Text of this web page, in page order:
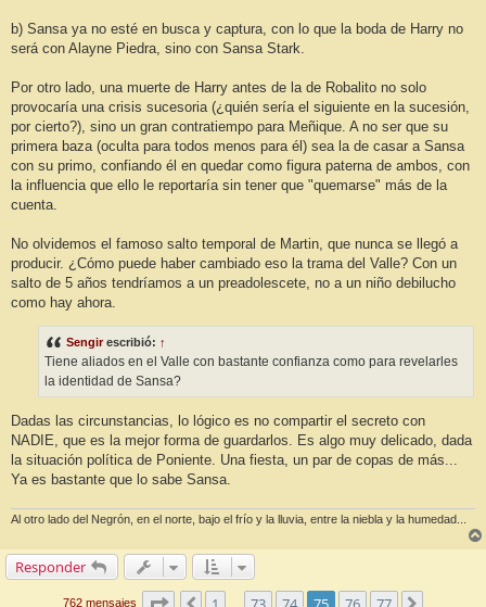
b) Sansa ya no esté en busca y captura, con lo que la boda de Harry no
será con Alayne Piedra, sino con Sansa Stark.
Por otro lado, una muerte de Harry antes de la de Robalito no solo
provocaría una crisis sucesoria (¿quién sería el siguiente en la sucesión,
por cierto?), sino un gran contratiempo para Meñique. A no ser que su
primera baza (oculta para todos menos para él) sea la de casar a Sansa
con su primo, confiando él en quedar como figura paterna de ambos, con
la influencia que ello le reportaría sin tener que "quemarse" más de la
cuenta.
No olvidemos el famoso salto temporal de Martin, que nunca se llegó a
producir. ¿Cómo puede haber cambiado eso la trama del Valle? Con un
salto de 5 años tendríamos a un preadolescete, no a un niño debilucho
como hay ahora.
Sengirescribió: ↑
Tiene aliados en el Valle con bastante confianza como para revelarles
la identidad de Sansa?
Dadas las circunstancias, lo lógico es no compartir el secreto con
NADIE, que es la mejor forma de guardarlos. Es algo muy delicado, dada
la situación política de Poniente. Una fiesta, un par de copas de más...
Ya es bastante que lo sabe Sansa.
Al otro lado del Negrón, en el norte, bajo el frío y la lluvia, entre la niebla y la humedad...
Responder
762 mensajes